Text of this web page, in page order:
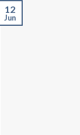
12
Jun